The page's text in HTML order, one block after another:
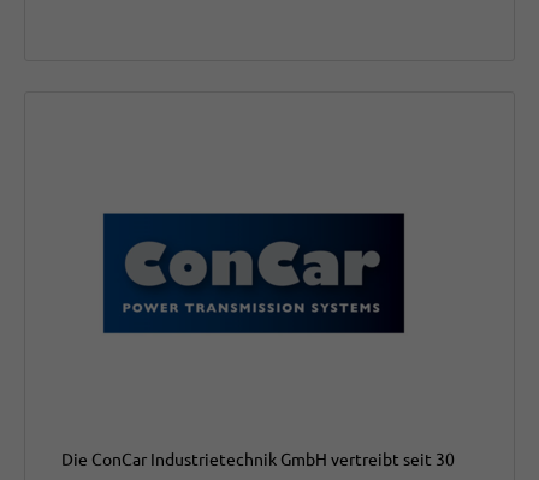
Die ConCar Industrietechnik GmbH vertreibt seit 30